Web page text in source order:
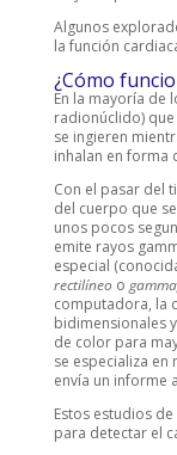
Algunos
la función
¿Cómo
En la mayoría de
radionúclido)
se ingieren
inhalan en forma
Con el pasar del
del cuerpo que
unos pocos
emite rayos
especial
rectilíneo o
computadora, la
bidimensionales
de color para
se especializa en
envía un informe
Estos estudios
para detectar el